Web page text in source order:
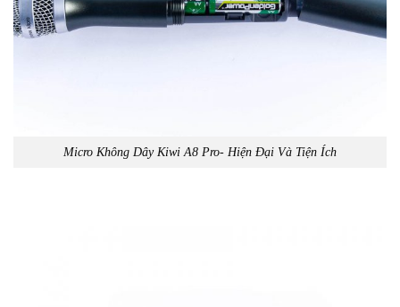
Micro Không Dây Kiwi A8 Pro- Hiện Đại Và Tiện Ích